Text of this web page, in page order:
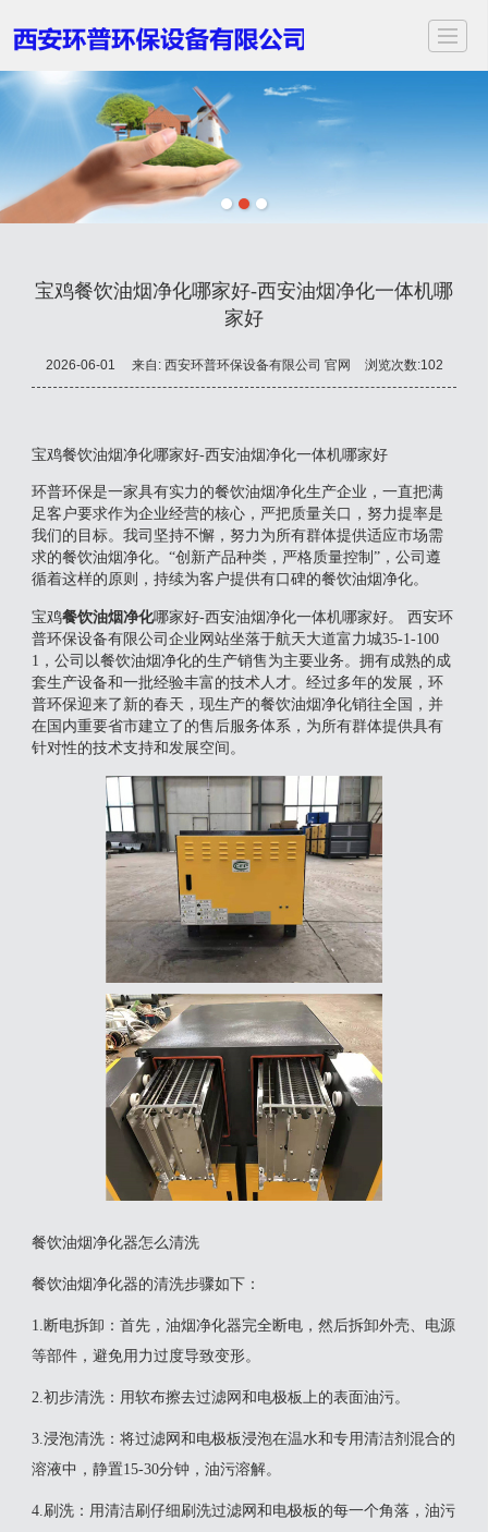
首页 关于我们服务项目 应用领域案例展示
宝鸡餐饮油烟净化哪家好-西安油烟净化一体机哪
家好
2026-06-01 来自: 西安环普环保设备有限公司 官网 浏览次数:102
宝鸡餐饮油烟净化哪家好-西安油烟净化一体机哪家好
环普环保是一家具有实力的餐饮油烟净化生产企业，一直把满
足客户要求作为企业经营的核心，严把质量关口，努力提率是
我们的目标。我司坚持不懈，努力为所有群体提供适应市场需
求的餐饮油烟净化。“创新产品种类，严格质量控制”，公司遵
循着这样的原则，持续为客户提供有口碑的餐饮油烟净化。
宝鸡餐饮油烟净化哪家好-西安油烟净化一体机哪家好。 西安环
普环保设备有限公司企业网站坐落于航天大道富力城35-1-100
1，公司以餐饮油烟净化的生产销售为主要业务。拥有成熟的成
套生产设备和一批经验丰富的技术人才。经过多年的发展，环
普环保迎来了新的春天，现生产的餐饮油烟净化销往全国，并
在国内重要省市建立了的售后服务体系，为所有群体提供具有
针对性的技术支持和发展空间。
餐饮油烟净化器怎么清洗
‌餐饮油烟净化器的清洗步骤如下‌：‌
1‌.断电拆卸‌：首先，油烟净化器完全断电，然后拆卸外壳、电源
等部件，避免用力过度导致变形。
‌2.初步清洗‌：用软布擦去过滤网和电极板上的表面油污。
‌3.浸泡清洗‌：将过滤网和电极板浸泡在温水和专用清洁剂混合的
溶液中，静置15-30分钟，油污溶解。
‌4.刷洗‌：用清洁刷仔细刷洗过滤网和电极板的每一个角落，油污